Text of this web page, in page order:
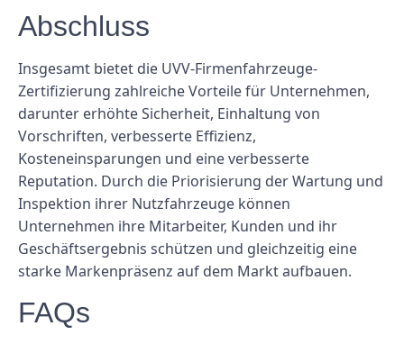
Abschluss
Insgesamt bietet die UVV-Firmenfahrzeuge-
Zertifizierung zahlreiche Vorteile für Unternehmen,
darunter erhöhte Sicherheit, Einhaltung von
Vorschriften, verbesserte Effizienz,
Kosteneinsparungen und eine verbesserte
Reputation. Durch die Priorisierung der Wartung und
Inspektion ihrer Nutzfahrzeuge können
Unternehmen ihre Mitarbeiter, Kunden und ihr
Geschäftsergebnis schützen und gleichzeitig eine
starke Markenpräsenz auf dem Markt aufbauen.
FAQs